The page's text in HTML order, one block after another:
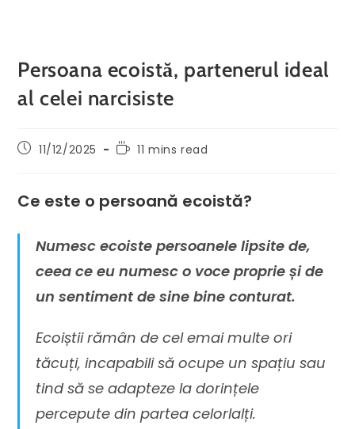
Persoana ecoistă, partenerul ideal
al celei narcisiste
11/12/2025 11 mins read
Ce este o persoană ecoistă?
Numesc ecoiste persoanele lipsite de,
ceea ce eu numesc o voce proprie și de
un sentiment de sine bine conturat.
Ecoiștii rămân de cel emai multe ori
tăcuți, incapabili să ocupe un spațiu sau
tind să se adapteze la dorințele
percepute din partea celorlalți.